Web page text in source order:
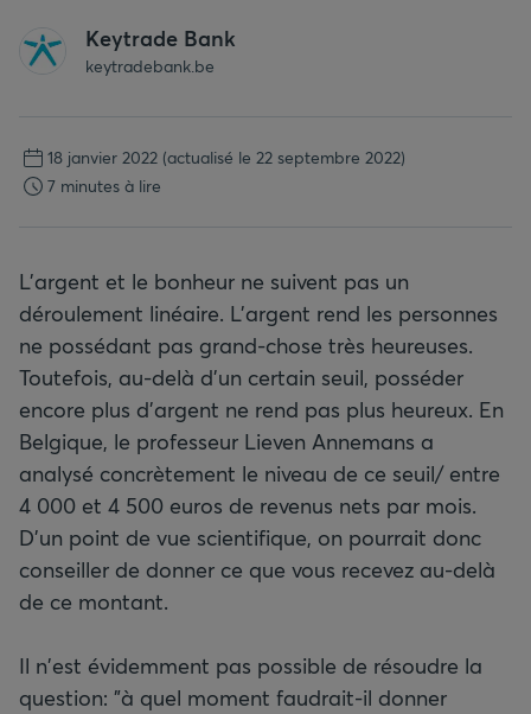
Keytrade Bank
keytradebank.be
18 janvier 2022 (actualisé le 22 septembre 2022)
7 minutes à lire
L’argent et le bonheur ne suivent pas un
déroulement linéaire. L’argent rend les personnes
ne possédant pas grand-chose très heureuses.
Toutefois, au-delà d’un certain seuil, posséder
encore plus d’argent ne rend pas plus heureux. En
Belgique, le professeur Lieven Annemans a
analysé concrètement le niveau de ce seuil/ entre
4 000 et 4 500 euros de revenus nets par mois.
D’un point de vue scientifique, on pourrait donc
conseiller de donner ce que vous recevez au-delà
de ce montant.
Il n'est évidemment pas possible de résoudre la
question: "à quel moment faudrait-il donner